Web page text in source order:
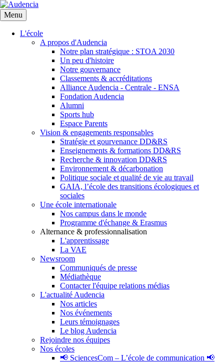
Aller
au
contenu
principal
Menu
L'école
A propos d'Audencia
Notre plan stratégique : STOA 2030
Un peu d'histoire
Notre gouvernance
Classements & accréditations
Alliance Audencia - Centrale - ENSA
Fondation Audencia
Alumni
Sports hub
Espace Parents
Vision & engagements responsables
Stratégie et gourvenance DD&RS
Enseignements & formations DD&RS
Recherche & innovation DD&RS
Environnement & décarbonation
Politique sociale et qualité de vie au travail
GAIA, l’école des transitions écologiques et
sociales
Une école internationale
Nos campus dans le monde
Programme d'échange & Erasmus
Alternance & professionnalisation
L'apprentissage
La VAE
Newsroom
Communiqués de presse
Médiathèque
Contacter l'équipe relations médias
L'actualité Audencia
Nos articles
Nos événements
Leurs témoignages
Le blog Audencia
Rejoindre nos équipes
Nos écoles
📢 SciencesCom – L’école de communication 📢